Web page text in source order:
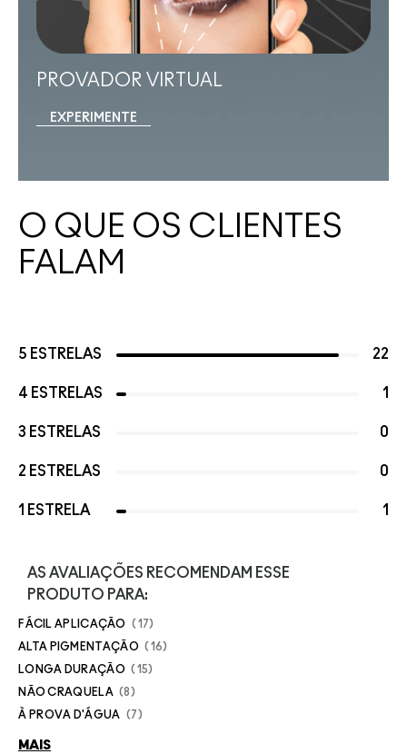
PROVADOR VIRTUAL
EXPERIMENTE
O QUE OS CLIENTES
FALAM
5 ESTRELAS 22
4 ESTRELAS 1
3 ESTRELAS 0
2 ESTRELAS 0
1 ESTRELA 1
AS AVALIAÇÕES RECOMENDAM ESSE
PRODUTO PARA:
FÁCIL APLICAÇÃO 17
ALTA PIGMENTAÇÃO 16
LONGA DURAÇÃO 15
NÃO CRAQUELA 8
À PROVA D'ÁGUA 7
MAIS